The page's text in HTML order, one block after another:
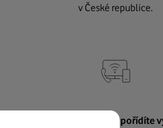
v České republice.
K pevnému internetupořídíte